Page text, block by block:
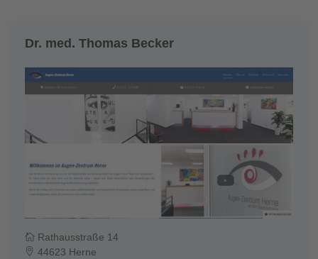
Dr. med. Thomas Becker
Rathausstraße 14
44623 Herne